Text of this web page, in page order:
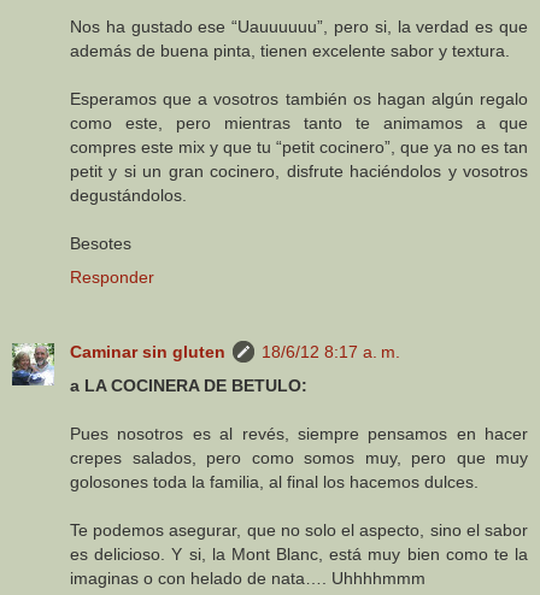
Nos ha gustado ese “Uauuuuuu”, pero si, la verdad es que
además de buena pinta, tienen excelente sabor y textura.
Esperamos que a vosotros también os hagan algún regalo
como este, pero mientras tanto te animamos a que
compres este mix y que tu “petit cocinero”, que ya no es tan
petit y si un gran cocinero, disfrute haciéndolos y vosotros
degustándolos.
Besotes
Responder
Caminar sin gluten
18/6/12 8:17 a. m.
a LA COCINERA DE BETULO:
Pues nosotros es al revés, siempre pensamos en hacer
crepes salados, pero como somos muy, pero que muy
golosones toda la familia, al final los hacemos dulces.
Te podemos asegurar, que no solo el aspecto, sino el sabor
es delicioso. Y si, la Mont Blanc, está muy bien como te la
imaginas o con helado de nata…. Uhhhhmmm